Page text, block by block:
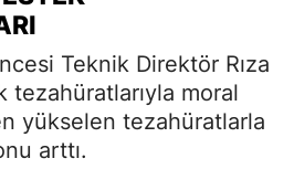
Teknik Direktör Rıza
tezahüratlarıyla moral
yükselen tezahüratlarla
arttı.